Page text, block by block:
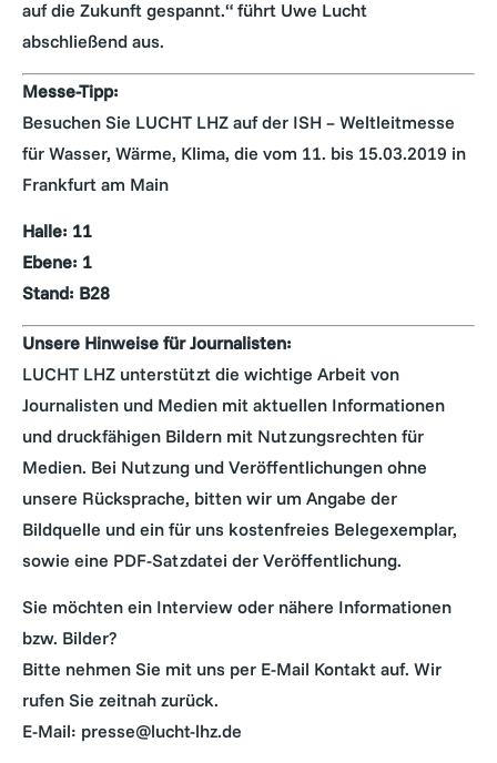
auf die Zukunft gespannt.“ führt Uwe Lucht
abschließend aus.
Messe-Tipp:
Besuchen Sie LUCHT LHZ auf der ISH – Weltleitmesse
für Wasser, Wärme, Klima, die vom 11. bis 15.03.2019 in
Frankfurt am Main
Halle: 11
Ebene: 1
Stand: B28
Unsere Hinweise für Journalisten:
LUCHT LHZ unterstützt die wichtige Arbeit von
Journalisten und Medien mit aktuellen Informationen
und druckfähigen Bildern mit Nutzungsrechten für
Medien. Bei Nutzung und Veröffentlichungen ohne
unsere Rücksprache, bitten wir um Angabe der
Bildquelle und ein für uns kostenfreies Belegexemplar,
sowie eine PDF-Satzdatei der Veröffentlichung.
Sie möchten ein Interview oder nähere Informationen
bzw. Bilder?
Bitte nehmen Sie mit uns per E-Mail Kontakt auf. Wir
rufen Sie zeitnah zurück.
E-Mail: presse@lucht-lhz.de